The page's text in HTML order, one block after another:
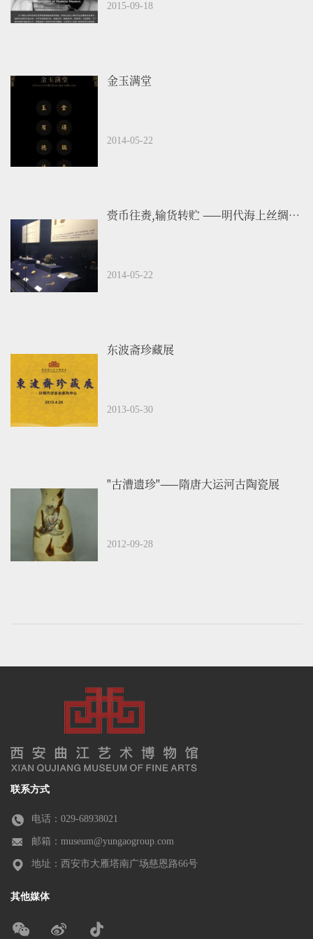
2015-09-18
金玉满堂
2014-05-22
赍币往赉,输货转贮 ——明代海上丝绸之路精品展
2014-05-22
东波斋珍藏展
2013-05-30
"古漕遗珍"——隋唐大运河古陶瓷展
2012-09-28
联系方式
电话：029-68938021
邮箱：museum@yungaogroup.com
地址：西安市大雁塔南广场慈恩路66号
其他媒体